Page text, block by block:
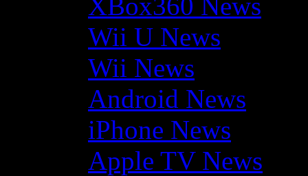
Wii U News
Wii News
Android News
iPhone News
Apple TV News